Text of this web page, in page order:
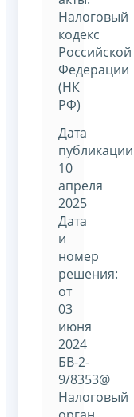
Налоговый
кодекс
Российской
Федерации
(НК
РФ)
Дата
10
апреля
2025
Дата
и
номер
решения:
от
03
июня
2024
БВ-2-
9/8353@
Налоговый